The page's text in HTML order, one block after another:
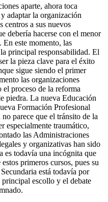
aparte, ahora toca
adaptar la organización
centros a sus nuevos
debería hacerse con el menor
En este momento, las
principal responsabilidad. El
la pieza clave para el éxito
sigue siendo el primer
las organizaciones
proceso de la reforma
piedra. La nueva Educación
Formación Profesional
parece que el tránsito de la
especialmente traumático,
las Administraciones
y organizativas han sido
es todavía una incógnita que
primeros cursos, pues su
está todavía por
principal escollo y el debate